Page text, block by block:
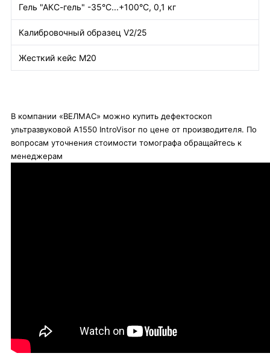
Гель "АКС-гель" -35°C...+100°C, 0,1 кг
Калибровочный образец V2/25
Жесткий кейс М20
В компании «ВЕЛМАС» можно купить дефектоскоп
ультразвуковой А1550 IntroVisor по цене от производителя. По
вопросам уточнения стоимости томографа обращайтесь к
менеджерам